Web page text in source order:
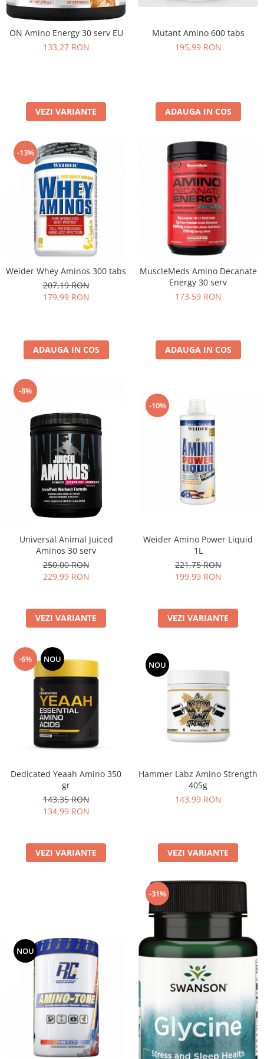
Under Armour
Universal
Vitargo
ON Amino Energy 30 serv EU
133,27 RON
VEZI VARIANTE
Mutant Amino 600 tabs
195,99 RON
ADAUGA IN COS
-13%
Weider Whey Aminos 300 tabs
207,19 RON
179,99 RON
ADAUGA IN COS
MuscleMeds Amino Decanate
Energy 30 serv
173,59 RON
ADAUGA IN COS
-8%
Universal Animal Juiced
Aminos 30 serv
250,00 RON
229,99 RON
VEZI VARIANTE
-10%
Weider Amino Power Liquid
1L
221,75 RON
199,99 RON
VEZI VARIANTE
-6% NOU
Dedicated Yeaah Amino 350
gr
143,35 RON
134,99 RON
VEZI VARIANTE
NOU
Hammer Labz Amino Strength
405g
143,99 RON
VEZI VARIANTE
NOU
-31%